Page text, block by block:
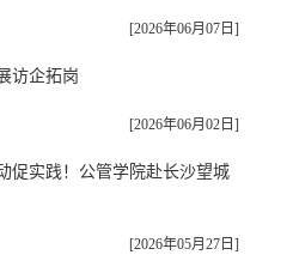
[2026年06月07日]
访企拓岗
[2026年06月02日]
促实践！公管学院赴长沙望城
[2026年05月27日]